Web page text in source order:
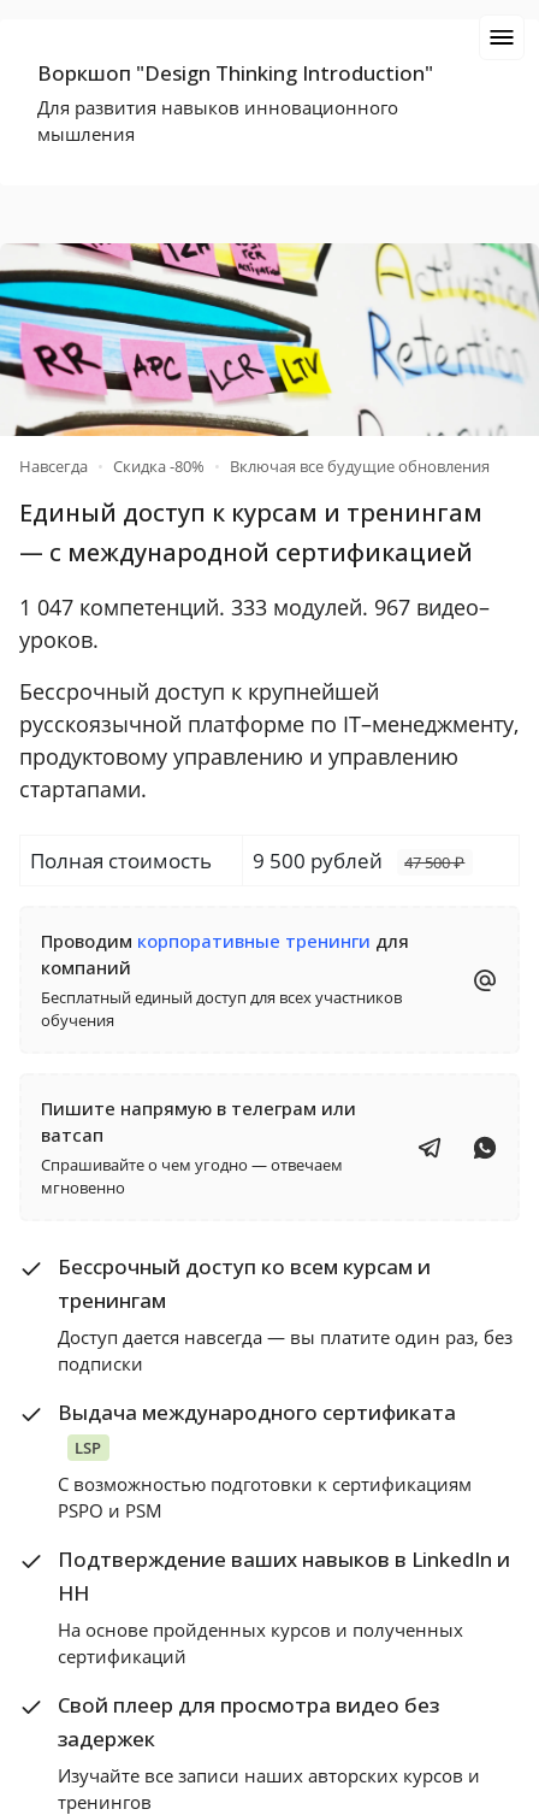
Воркшоп "Design Thinking Introduction"
Для развития навыков инновационного
мышления
Навсегда • Скидка -80% • Включая все будущие обновления
Единый доступ к курсам и тренингам
— c международной сертификацией
1 047 компетенций. 333 модулей. 967 видео–
уроков.
Бессрочный доступ к крупнейшей
русскоязычной платформе по IT–менеджменту,
продуктовому управлению и управлению
стартапами.
Полная стоимость 9 500 рублей 47 500 ₽
Проводим корпоративные тренинги для
компаний
Бесплатный единый доступ для всех участников
обучения
Пишите напрямую в телеграм или
ватсап
Спрашивайте о чем угодно — отвечаем
мгновенно
Бессрочный доступ ко всем курсам и
тренингам
Доступ дается навсегда — вы платите один раз, без
подписки
Выдача международного сертификата
LSP
С возможностью подготовки к сертификациям
PSPO и PSM
Подтверждение ваших навыков в LinkedIn и
HH
На основе пройденных курсов и полученных
сертификаций
Свой плеер для просмотра видео без
задержек
Изучайте все записи наших авторских курсов и
тренингов